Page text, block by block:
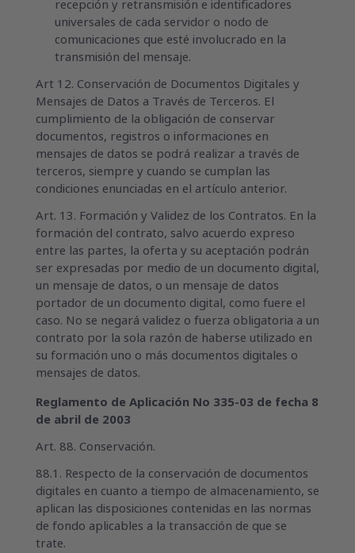
recepción y retransmisión e identificadores
universales de cada servidor o nodo de
comunicaciones que esté involucrado en la
transmisión del mensaje.
Art 12. Conservación de Documentos Digitales y
Mensajes de Datos a Través de Terceros. El
cumplimiento de la obligación de conservar
documentos, registros o informaciones en
mensajes de datos se podrá realizar a través de
terceros, siempre y cuando se cumplan las
condiciones enunciadas en el artículo anterior.
Art. 13. Formación y Validez de los Contratos. En la
formación del contrato, salvo acuerdo expreso
entre las partes, la oferta y su aceptación podrán
ser expresadas por medio de un documento digital,
un mensaje de datos, o un mensaje de datos
portador de un documento digital, como fuere el
caso. No se negará validez o fuerza obligatoria a un
contrato por la sola razón de haberse utilizado en
su formación uno o más documentos digitales o
mensajes de datos.
Reglamento de Aplicación No 335-03 de fecha 8
de abril de 2003
Art. 88. Conservación.
88.1. Respecto de la conservación de documentos
digitales en cuanto a tiempo de almacenamiento, se
aplican las disposiciones contenidas en las normas
de fondo aplicables a la transacción de que se
trate.